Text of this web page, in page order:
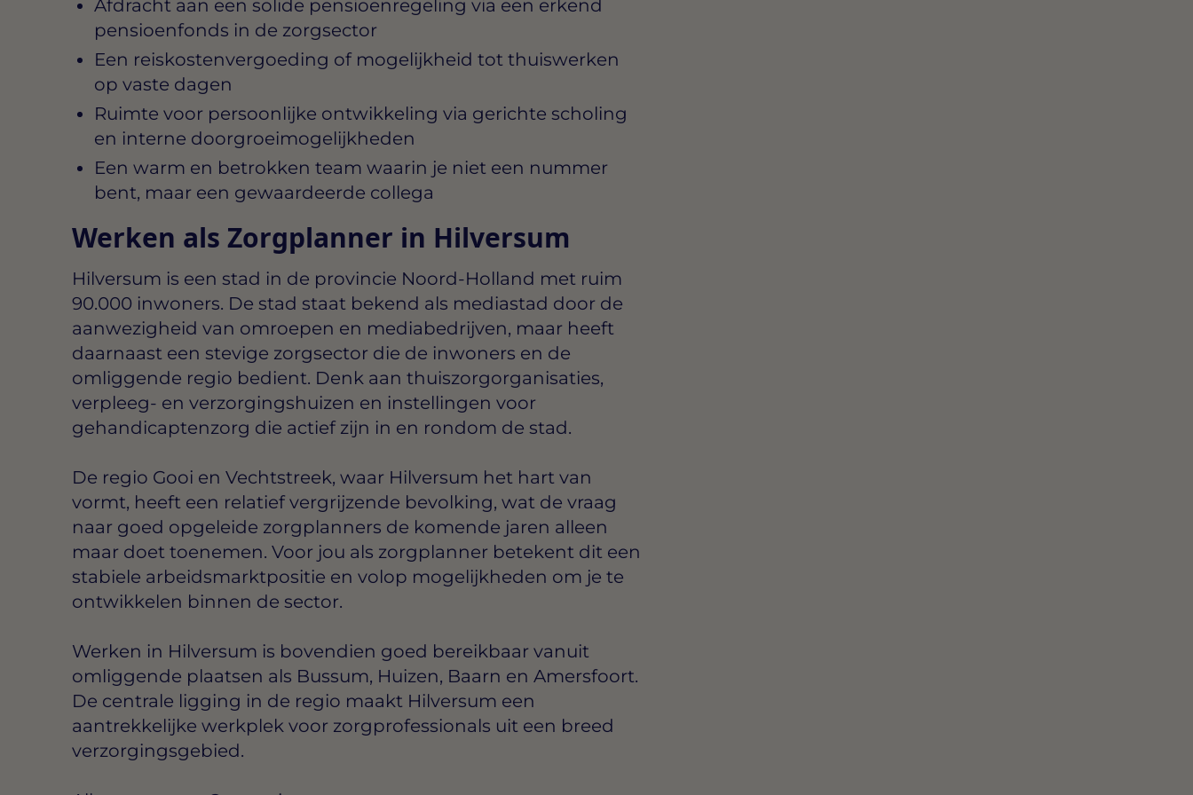
Afdracht aan een solide pensioenregeling via een erkend
pensioenfonds in de zorgsector
Een reiskostenvergoeding of mogelijkheid tot thuiswerken
op vaste dagen
Ruimte voor persoonlijke ontwikkeling via gerichte scholing
en interne doorgroeimogelijkheden
Een warm en betrokken team waarin je niet een nummer
bent, maar een gewaardeerde collega
Werken als Zorgplanner in Hilversum
Hilversum is een stad in de provincie Noord-Holland met ruim
90.000 inwoners. De stad staat bekend als mediastad door de
aanwezigheid van omroepen en mediabedrijven, maar heeft
daarnaast een stevige zorgsector die de inwoners en de
omliggende regio bedient. Denk aan thuiszorgorganisaties,
verpleeg- en verzorgingshuizen en instellingen voor
gehandicaptenzorg die actief zijn in en rondom de stad.
De regio Gooi en Vechtstreek, waar Hilversum het hart van
vormt, heeft een relatief vergrijzende bevolking, wat de vraag
naar goed opgeleide zorgplanners de komende jaren alleen
maar doet toenemen. Voor jou als zorgplanner betekent dit een
stabiele arbeidsmarktpositie en volop mogelijkheden om je te
ontwikkelen binnen de sector.
Werken in Hilversum is bovendien goed bereikbaar vanuit
omliggende plaatsen als Bussum, Huizen, Baarn en Amersfoort.
De centrale ligging in de regio maakt Hilversum een
aantrekkelijke werkplek voor zorgprofessionals uit een breed
verzorgingsgebied.